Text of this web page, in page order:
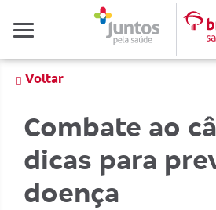
Voltar
Combate ao
dicas para
doença